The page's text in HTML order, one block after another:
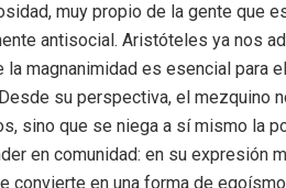
muy propio de la gente que
antisocial. Aristóteles ya nos
la magnanimidad es esencial para
su perspectiva, el mezquino
sino que se niega a sí mismo la
en comunidad: en su expresión
convierte en una forma de